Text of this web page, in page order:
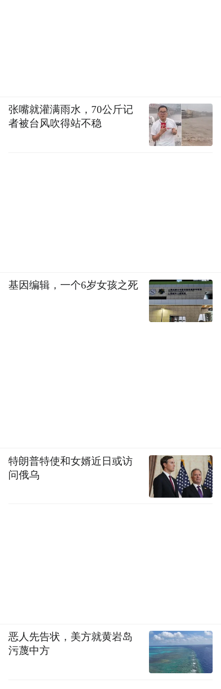
张嘴就灌满雨水，70公斤记
者被台风吹得站不稳
基因编辑，一个6岁女孩之死
特朗普特使和女婿近日或访
问俄乌
恶人先告状，美方就黄岩岛
污蔑中方